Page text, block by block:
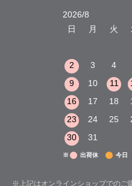
2026/8
日
月 火
2
3 4
9
10 11
16
17 18
23
24 25
30
31
※ 出荷休 今日
※上記はオンラインショップでのご